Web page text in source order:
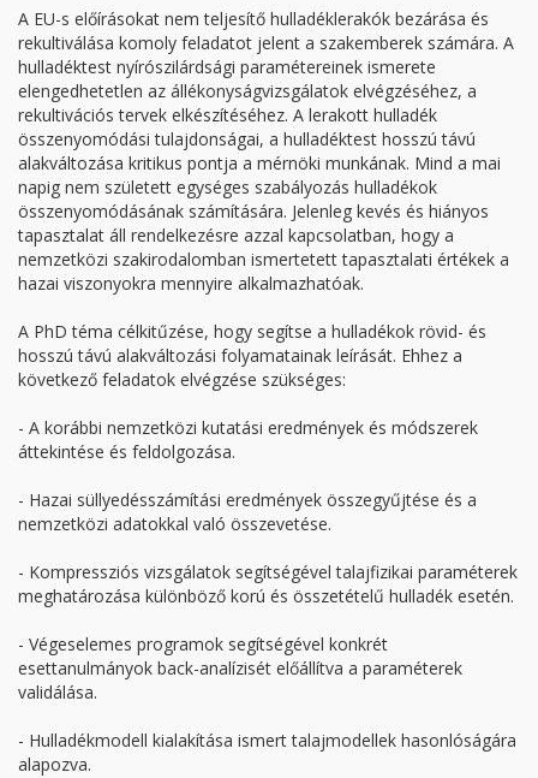
A EU-s előírásokat nem teljesítő hulladéklerakók bezárása és
rekultiválása komoly feladatot jelent a szakemberek számára. A
hulladéktest nyírószilárdsági paramétereinek ismerete
elengedhetetlen az állékonyságvizsgálatok elvégzéséhez, a
rekultivációs tervek elkészítéséhez. A lerakott hulladék
összenyomódási tulajdonságai, a hulladéktest hosszú távú
alakváltozása kritikus pontja a mérnöki munkának. Mind a mai
napig nem született egységes szabályozás hulladékok
összenyomódásának számítására. Jelenleg kevés és hiányos
tapasztalat áll rendelkezésre azzal kapcsolatban, hogy a
nemzetközi szakirodalomban ismertetett tapasztalati értékek a
hazai viszonyokra mennyire alkalmazhatóak.
A PhD téma célkitűzése, hogy segítse a hulladékok rövid- és
hosszú távú alakváltozási folyamatainak leírását. Ehhez a
következő feladatok elvégzése szükséges:
- A korábbi nemzetközi kutatási eredmények és módszerek
áttekintése és feldolgozása.
- Hazai süllyedésszámítási eredmények összegyűjtése és a
nemzetközi adatokkal való összevetése.
- Kompressziós vizsgálatok segítségével talajfizikai paraméterek
meghatározása különböző korú és összetételű hulladék esetén.
- Végeselemes programok segítségével konkrét
esettanulmányok back-analízisét előállítva a paraméterek
validálása.
- Hulladékmodell kialakítása ismert talajmodellek hasonlóságára
alapozva.